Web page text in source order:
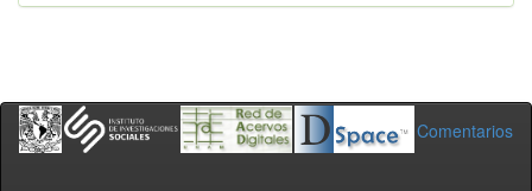
Comentarios